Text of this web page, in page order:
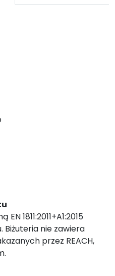
1811:2011+A1:2015
nie zawiera
przez REACH,